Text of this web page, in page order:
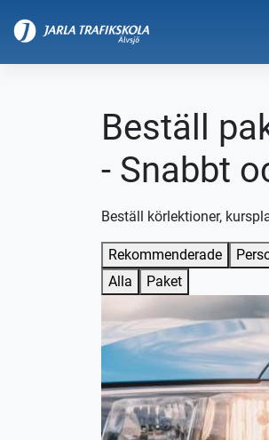
Beställ
- Snabbt
Beställ körlektioner,
Rekommenderade
Alla
Paket